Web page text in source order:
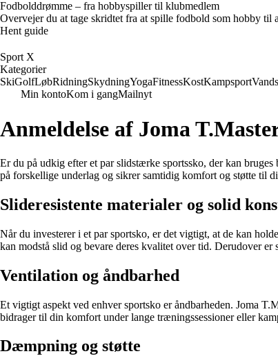
Fodbolddrømme – fra hobbyspiller til klubmedlem
Overvejer du at tage skridtet fra at spille fodbold som hobby
Hent guide
Sport X
Kategorier
SkiGolfLøbRidningSkydningYogaFitnessKostKampsport
Min kontoKom i gangMailnyt
Anmeldelse af Joma
Er du på udkig efter et par slidstærke sportssko, der kan
på forskellige underlag og sikrer samtidig komfort og støtte til
Slideresistente materialer og solid
Når du investerer i et par sportsko, er det vigtigt, at de kan
kan modstå slid og bevare deres kvalitet over tid. Derudover
Ventilation og åndbarhed
Et vigtigt aspekt ved enhver sportsko er åndbarheden. Joma
bidrager til din komfort under lange træningssessioner eller
Dæmpning og støtte